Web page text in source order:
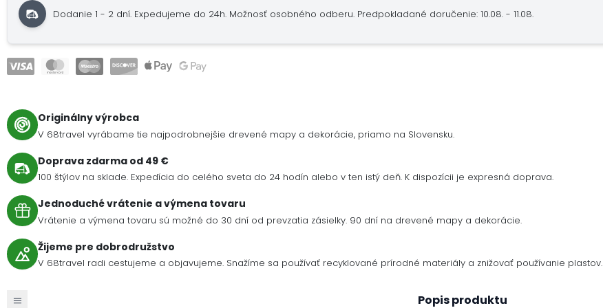
Dodanie 1 - 2 dní. Expedujeme do 24h. Možnosť osobného odberu. Predpokladané doručenie: 10.08. - 11.08.
Originálny výrobca
V 68travel vyrábame tie najpodrobnejšie drevené mapy a dekorácie, priamo na Slovensku.
Doprava zdarma od 49 €
100 štýlov na sklade. Expedícia do celého sveta do 24 hodín alebo v ten istý deň. K dispozícii je expresná doprava.
Jednoduché vrátenie a výmena tovaru
Vrátenie a výmena tovaru sú možné do 30 dní od prevzatia zásielky. 90 dní na drevené mapy a dekorácie.
Žijeme pre dobrodružstvo
V 68travel radi cestujeme a objavujeme. Snažíme sa používať recyklované prírodné materiály a znižovať používanie plastov.
Popis produktu